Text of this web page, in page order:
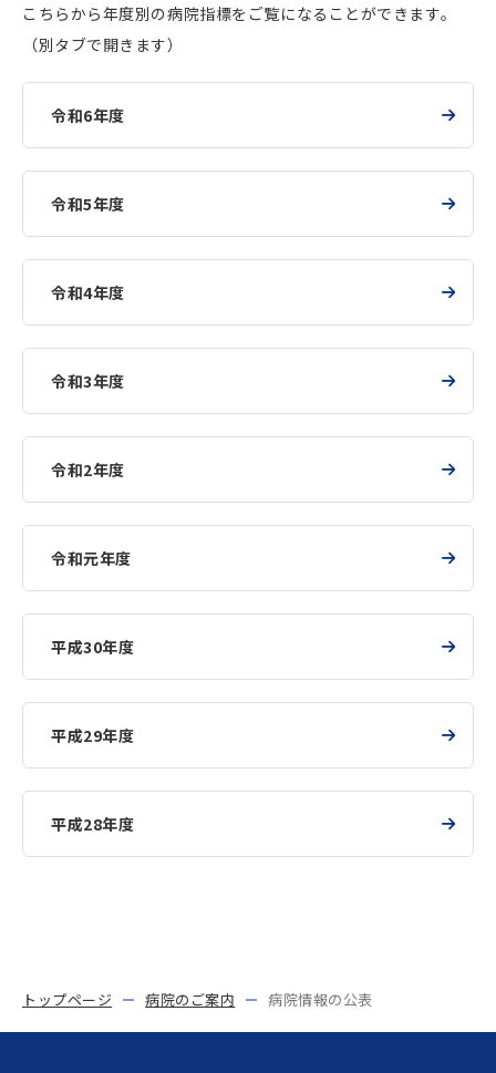
こちらから年度別の病院指標をご覧になることができます。
（別タブで開きます）
令和6年度
令和5年度
令和4年度
令和3年度
令和2年度
令和元年度
平成30年度
平成29年度
平成28年度
トップページ 病院のご案内 病院情報の公表